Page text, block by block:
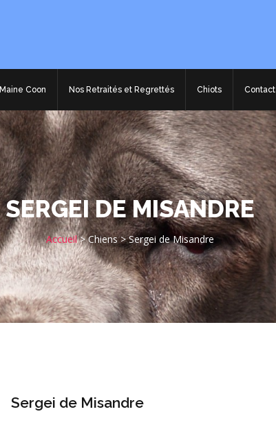
Maine Coon Nos Retraités et Regrettés Chiots Contact
SERGEI DE MISANDRE
Accueil >Chiens> Sergei de Misandre
Sergei de Misandre